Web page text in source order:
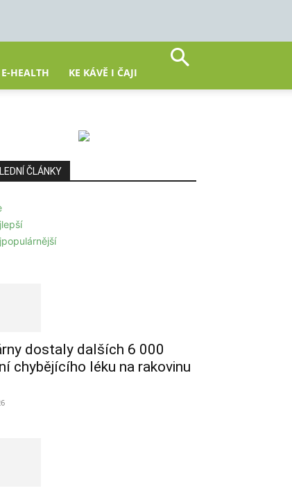
E-HEALTH KE KÁVĚ I ČAJI
ČLÁNKY
dostaly dalších 6 000
chybějícího léku na rakovinu